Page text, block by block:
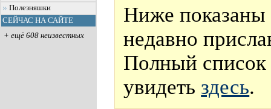
Полезняшки
СЕЙЧАС НА САЙТЕ
+ ещё 608 неизвестных
Ниже показаны
недавно
Полный
увидеть здесь.